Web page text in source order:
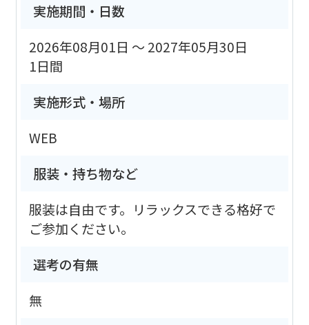
実施期間・日数
2026年08月01日 ～ 2027年05月30日
1日間
実施形式・場所
WEB
服装・持ち物など
服装は自由です。リラックスできる格好で
ご参加ください。
選考の有無
無